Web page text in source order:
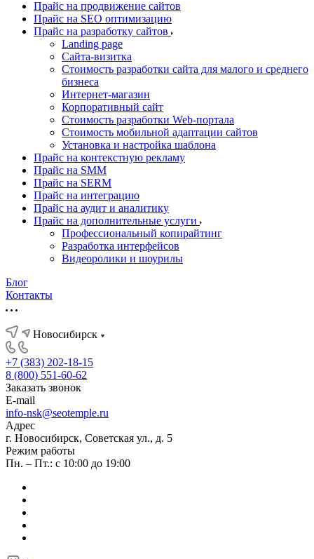
Прайс на продвижение сайтов
Прайс на SEO оптимизацию
Прайс на разработку сайтов
Landing page
Cайта-визитка
Стоимость разработки сайта для малого и среднего
бизнеса
Интернет-магазин
Корпоративный сайт
Стоимость разработки Web-портала
Стоимость мобильной адаптации сайтов
Установка и настройка шаблона
Прайс на контекстную рекламу
Прайс на SMM
Прайс на SERM
Прайс на интеграцию
Прайс на аудит и аналитику
Прайс на дополнительные услуги
Профессиональный копирайтинг
Разработка интерфейсов
Видеоролики и шоурилы
Блог
Контакты
Новосибирск
+7 (383) 202-18-15
8 (800) 551-60-62
Заказать звонок
E-mail
info-nsk@seotemple.ru
Адрес
г. Новосибирск, Советская ул., д. 5
Режим работы
Пн. – Пт.: с 10:00 до 19:00